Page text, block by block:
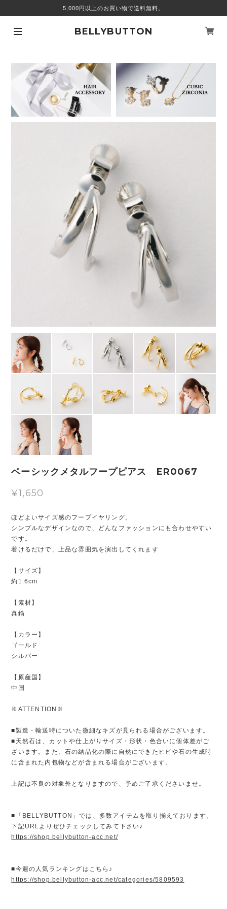
5,000円以上のお買い物で送料無料。
BELLYBUTTON
ベーシックメタルフープピアス ER0067
¥1,650
ほどよいサイズ感のフープイヤリング。
シンプルなデザインなので、どんなファッションにも合わせやすい
です。
着けるだけで、上品な雰囲気を演出してくれます
【サイズ】
約1.6cm
【素材】
真鍮
【カラー】
ゴールド
シルバー
【原産国】
中国
※ATTENTION※
■製造・輸送時についた微細なキズが見られる場合がございます。
■天然石は、カットや仕上がりサイズ・形状・色合いに個体差がご
ざいます。また、石の結晶化の際に自然にできたヒビや石の生成時
に含まれた内包物などが含まれる場合がございます。
上記は不良の対象外となりますので、予めご了承くださいませ。
■「BELLYBUTTON」では、多数アイテムを取り揃えております。
下記URLよりぜひチェックしてみて下さい♪
https://shop.bellybutton-acc.net/
■今週の人気ランキングはこちら♪
https://shop.bellybutton-acc.net/categories/5809593